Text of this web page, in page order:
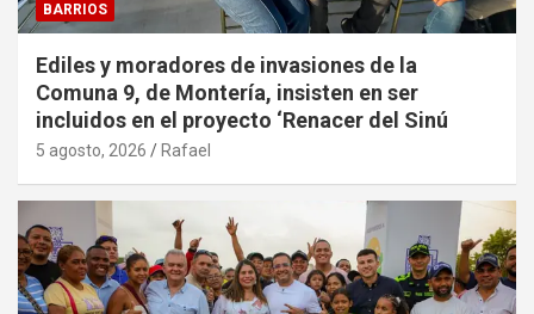
BARRIOS
Ediles y moradores de invasiones de la
Comuna 9, de Montería, insisten en ser
incluidos en el proyecto ‘Renacer del Sinú
5 agosto, 2026 Rafael